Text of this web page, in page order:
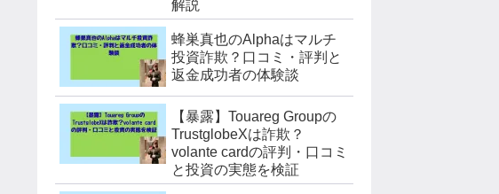
解説
蜂巣真也のAlphaはマルチ
投資詐欺？口コミ・評判と
返金成功者の体験談
【暴露】Touareg Groupの
TrustglobeXは詐欺？
volante cardの評判・口コミ
と投資の実態を検証